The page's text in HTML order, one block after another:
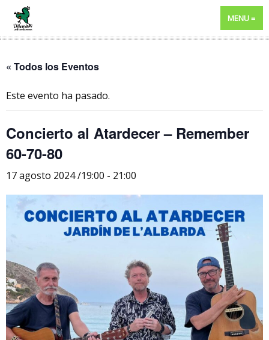
MENU
« Todos los Eventos
Este evento ha pasado.
Concierto al Atardecer – Remember
60-70-80
17 agosto 2024 /19:00 - 21:00